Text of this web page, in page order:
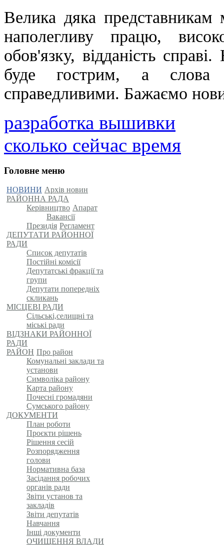
Велика дяка представникам
наполегливу працю,
обов'язку, відданість
буде гострим, а
справедливими. Бажаємо
разработка вышивки
сколько сейчас время
Головне меню
НОВИНИ Архів новин
РАЙОННА РАДА
Керівництво Апарат
Вакансії
Президія Регламент
ДЕПУТАТИ РАЙОННОЇ
РАДИ
Список депутатів
Постійні комісії
Депутатські фракції та
групи
Депутати попередніх
скликань
МІСЦЕВІ РАДИ
Сільські,селищні та
міські ради
ВІДЗНАКИ РАЙОННОЇ
РАДИ
РАЙОН Про район
Комунальні заклади та
установи
Символіка району
Карта району
Почесні громадяни
Сумського району
ДОКУМЕНТИ
План роботи
Проєкти рішень
Рішення сесій
Розпорядження
голови
Нормативна база
Засідання робочих
органів ради
Звіти установ та
закладів
Звіти депутатів
Навчання
Інші документи
ОЧИЩЕННЯ ВЛАДИ